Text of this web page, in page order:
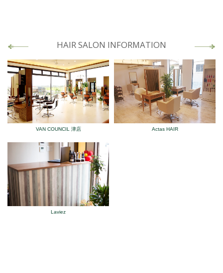
HAIR SALON INFORMATION
VAN COUNCIL 津店 Actas HAIR
Laviez